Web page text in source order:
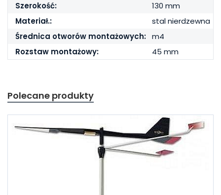
Szerokość:
130 mm
Materiał.:
stal nierdzewna
Średnica otworów montażowych: m4
Rozstaw montażowy:
45 mm
Polecane produkty